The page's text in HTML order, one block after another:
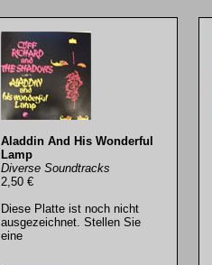
Aladdin And His Wonderful
Lamp
Diverse Soundtracks
2,50 €
Diese Platte ist noch nicht
ausgezeichnet. Stellen Sie
eine